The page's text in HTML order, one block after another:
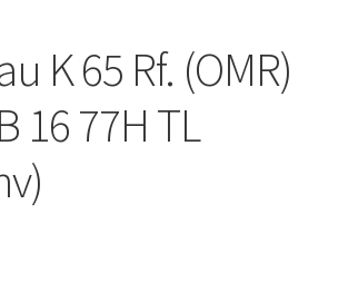
K 65 Rf. (OMR)
16 77H TL